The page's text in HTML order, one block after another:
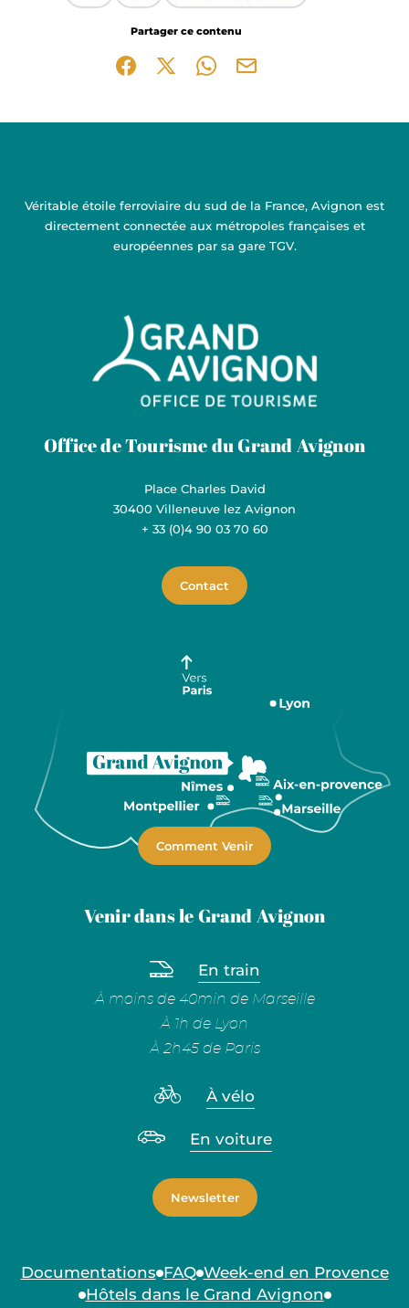
Partager ce contenu
Partager sur Facebook (nouvelle fenêtre)
Partager sur X / Twitter (nouvelle
Partager sur WhatsApp
Partager par mail
Véritable étoile ferroviaire du sud de la France, Avignon est
directement connectée aux métropoles françaises et
européennes par sa gare TGV.
Grand Avignon Tourisme
Office de Tourisme du Grand Avignon
Place Charles David
30400 Villeneuve lez Avignon
+ 33 (0)4 90 03 70 60
Contact
Comment Venir
Venir dans le Grand Avignon
En train
À moins de 40min de Marseille
À 1h de Lyon
À 2h45 de Paris
À vélo
En voiture
Newsletter
Documentations FAQ Week-end en Provence
Hôtels dans le Grand Avignon